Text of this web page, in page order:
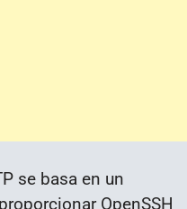
se basa en un
OpenSSH